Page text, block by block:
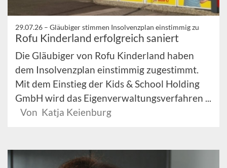
29.07.26 – Gläubiger stimmen Insolvenzplan einstimmig zu
Rofu Kinderland erfolgreich saniert
Die Gläubiger von Rofu Kinderland haben
dem Insolvenzplan einstimmig zugestimmt.
Mit dem Einstieg der Kids & School Holding
GmbH wird das Eigenverwaltungsverfahren ...
Von Katja Keienburg